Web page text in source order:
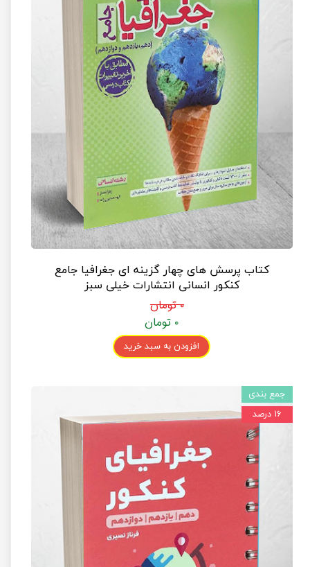
کتاب پرسش های چهار گزینه ای جغرافیا جامع
کنکور انسانی انتشارات خیلی سبز
۰ تومان
۰ تومان
افزودن به سبد خرید
جمع بندی
۱۶ درصد